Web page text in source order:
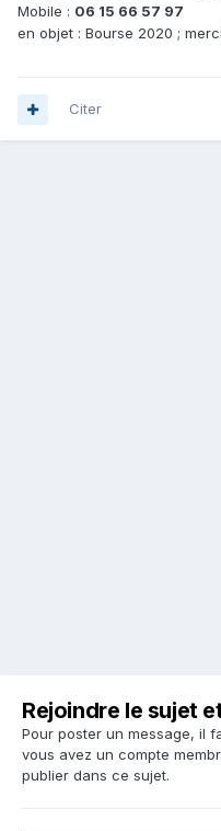
Mobile : 06 15 66 57 97
en objet : Bourse 2020 ;
Citer
Rejoindre le sujet
Pour poster un message, il
vous avez un compte
publier dans ce sujet.